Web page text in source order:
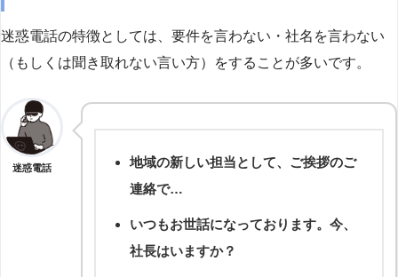
迷惑電話の特徴としては、要件を言わない・社名を言わない
（もしくは聞き取れない言い方）をすることが多いです。
迷惑電話
地域の新しい担当として、ご挨拶のご
連絡で…
いつもお世話になっております。今、
社長はいますか？